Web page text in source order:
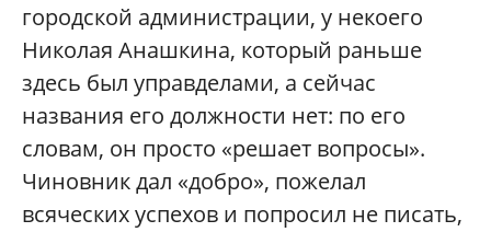
городской администрации, у некоего
Николая Анашкина, который раньше
здесь был управделами, а сейчас
названия его должности нет: по его
словам, он просто «решает вопросы».
Чиновник дал «добро», пожелал
всяческих успехов и попросил не писать,